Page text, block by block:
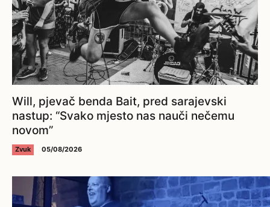
Will, pjevač benda Bait, pred sarajevski
nastup: “Svako mjesto nas nauči nečemu
novom”
Zvuk 05/08/2026